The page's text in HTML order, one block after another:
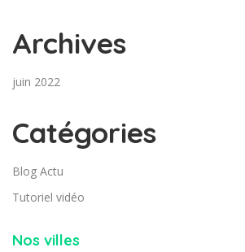
Archives
juin 2022
Catégories
Blog Actu
Tutoriel vidéo
Nos villes